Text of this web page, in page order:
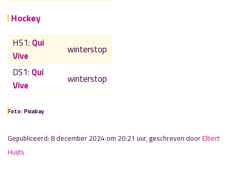
Hockey
HS1: Qui
Vive
winterstop
DS1: Qui
Vive
winterstop
Foto: Pixabay
Gepubliceerd: 8 december 2024 om 20:21 uur, geschreven doorElbert
Huijts